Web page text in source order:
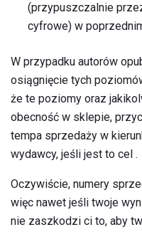
(przypuszczalnie
cyfrowe) w
W przypadku autorów
osiągnięcie tych
że te poziomy oraz
obecność w sklepie,
tempa sprzedaży w
wydawcy, jeśli jest to cel .
Oczywiście, numery
więc nawet jeśli twoje
nie zaszkodzi ci to, aby